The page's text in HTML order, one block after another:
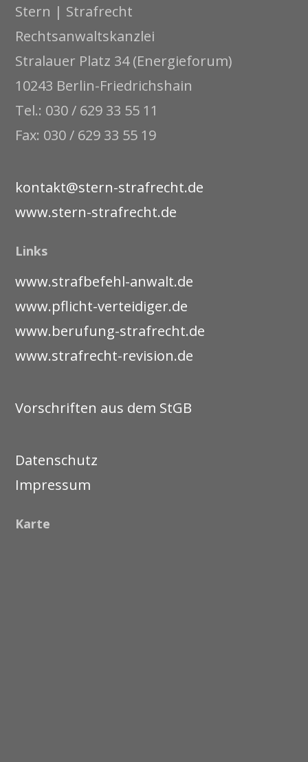
Stern | Strafrecht
Rechtsanwaltskanzlei
Stralauer Platz 34 (Energieforum)
10243 Berlin-Friedrichshain
Tel.: 030 / 629 33 55 11
Fax: 030 / 629 33 55 19
kontakt@stern-strafrecht.de
www.stern-strafrecht.de
Links
www.strafbefehl-anwalt.de
www.pflicht-verteidiger.de
www.berufung-strafrecht.de
www.strafrecht-revision.de
Vorschriften aus dem StGB
Datenschutz
Impressum
Karte